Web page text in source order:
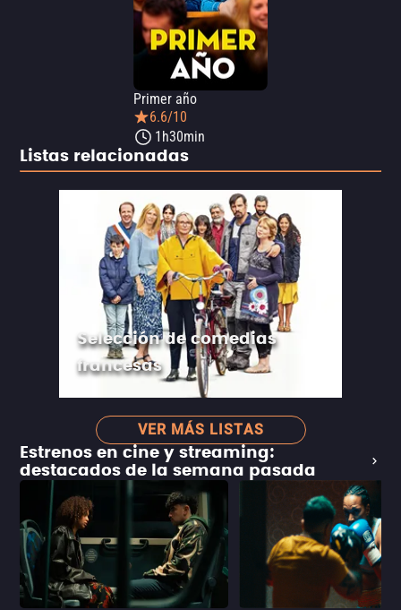
Primer año
6.6/10
1h30min
Listas relacionadas
Selección de comedias
francesas
VER MÁS LISTAS
Estrenos en cine y streaming:
destacados de la semana pasada